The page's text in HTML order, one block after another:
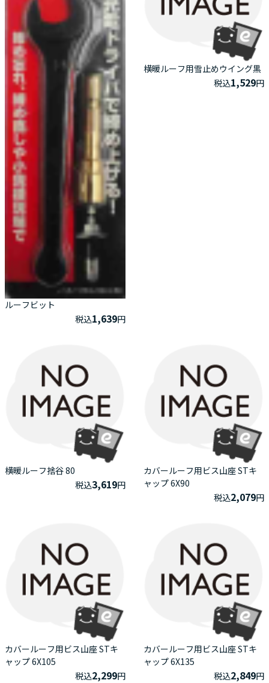
ルーフビット
税込1,639円
横暖ルーフ用雪止めウイング黒
税込1,529円
横暖ルーフ捨谷 80
税込3,619円
カバールーフ用ビス山座 STキ
ャップ 6X90
税込2,079円
カバールーフ用ビス山座 STキ
ャップ 6X105
税込2,299円
カバールーフ用ビス山座 STキ
ャップ 6X135
税込2,849円